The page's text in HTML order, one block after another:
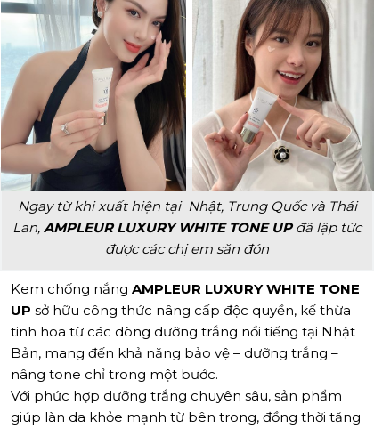
Ngay từ khi xuất hiện tại Nhật, Trung Quốc và Thái
Lan, AMPLEUR LUXURY WHITE TONE UPđã lập tức
được các chị em săn đón
Kem chống nắng AMPLEUR LUXURY WHITE TONE
UP sở hữu công thức nâng cấp độc quyền, kế thừa
tinh hoa từ các dòng dưỡng trắng nổi tiếng tại Nhật
Bản, mang đến khả năng bảo vệ – dưỡng trắng –
nâng tone chỉ trong một bước.
Với phức hợp dưỡng trắng chuyên sâu, sản phẩm
giúp làn da khỏe mạnh từ bên trong, đồng thời tăng